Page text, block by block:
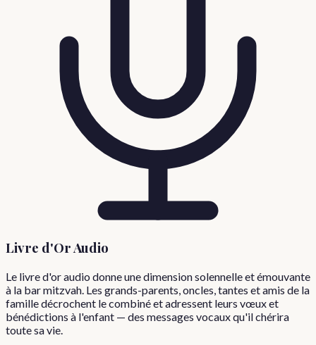
Livre d'Or Audio
Le livre d'or audio donne une dimension solennelle et émouvante
à la bar mitzvah. Les grands-parents, oncles, tantes et amis de la
famille décrochent le combiné et adressent leurs vœux et
bénédictions à l'enfant — des messages vocaux qu'il chérira
toute sa vie.